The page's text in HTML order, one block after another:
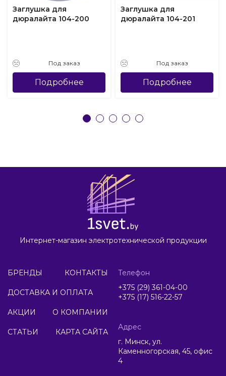
Заглушка для
дюралайта 104-200
Под заказ
Подробнее
Заглушка для
дюралайта 104-201
Под заказ
Подробнее
Интернет-магазин электротехнической продукции
БРЕНДЫ КОНТАКТЫ
ДОСТАВКА И ОПЛАТА
АКЦИИ О КОМПАНИИ
СТАТЬИ КАРТА САЙТА
Телефон
+375 (29) 361-04-00
+375 (17) 516-22-57
Адрес
г. Минск, ул.
Каменногорская, 45, офис
4